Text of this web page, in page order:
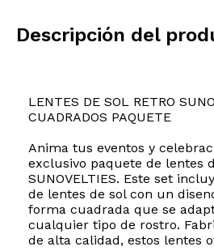
Descripción del
LENTES DE SOL RETRO
CUADRADOS PAQUETE
Anima tus eventos y
exclusivo paquete de lentes
SUNOVELTIES. Este set
de lentes de sol con un
forma cuadrada que se
cualquier tipo de rostro.
de alta calidad, estos lentes